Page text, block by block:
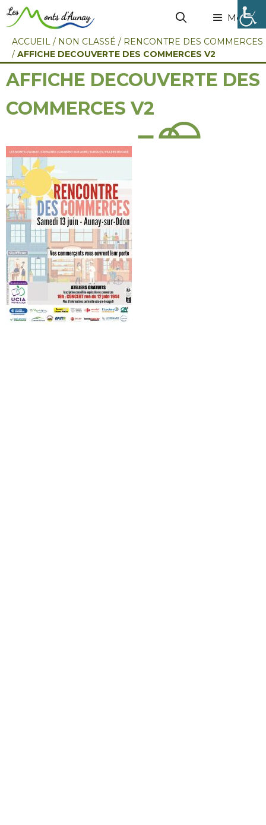
Menu
ACCUEIL / NON CLASSÉ / RENCONTRE DES COMMERCES
/ AFFICHE DECOUVERTE DES COMMERCES V2
AFFICHE DECOUVERTE DES
COMMERCES V2